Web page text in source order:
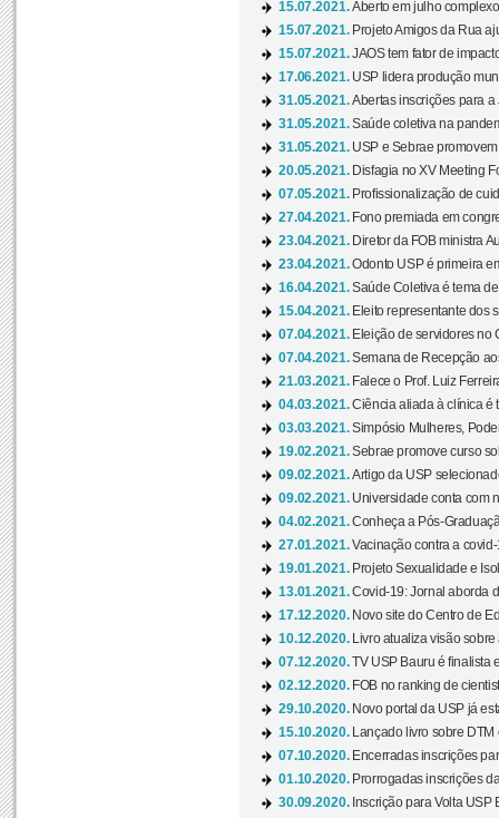
15.07.2021.Aberto em julho
15.07.2021. Projeto Amigos da Rua
15.07.2021.JAOS tem fator de
17.06.2021. USP lidera produção
31.05.2021.Abertas inscrições para
31.05.2021.Saúde coletiva na
31.05.2021. USP e Sebrae
20.05.2021. Disfagia no XV Meeting
07.05.2021. Profissionalização de
27.04.2021. Fono premiada em
23.04.2021. Diretor da FOB ministra
23.04.2021.Odonto USP é primeira
16.04.2021.Saúde Coletiva é tema
15.04.2021. Eleito representante dos
07.04.2021. Eleição de servidores no
07.04.2021.Semana de Recepção
21.03.2021. Falece o Prof. Luiz
04.03.2021.Ciência aliada à clínica é
03.03.2021.Simpósio Mulheres,
19.02.2021.Sebrae promove curso
09.02.2021.Artigo da USP
09.02.2021. Universidade conta com
04.02.2021.Conheça a Pós-
27.01.2021.Vacinação contra a
19.01.2021. Projeto Sexualidade e
13.01.2021.Covid-19: Jornal aborda
17.12.2020. Novo site do Centro de
10.12.2020.
Livro atualiza visão
07.12.2020.TV USP Bauru é finalista
02.12.2020. FOB no ranking de
29.10.2020. Novo portal da USP já
15.10.2020.
Lançado livro sobre
07.10.2020. Encerradas inscrições
01.10.2020. Prorrogadas inscrições
30.09.2020. Inscrição para Volta USP